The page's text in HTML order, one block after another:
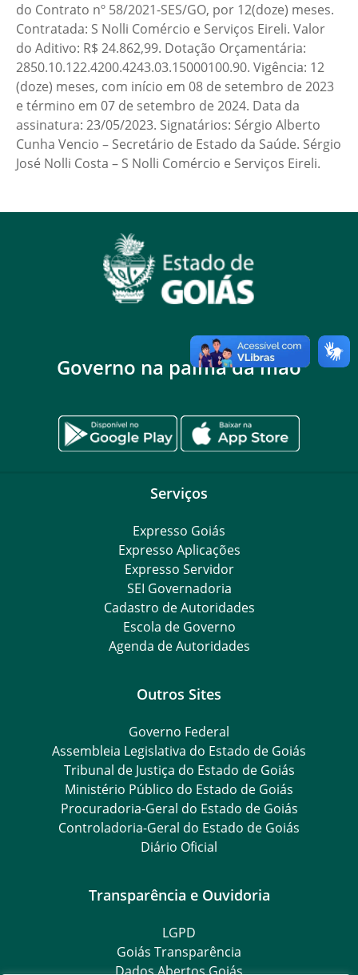
do Contrato nº 58/2021-SES/GO, por 12(doze) meses.
Contratada: S Nolli Comércio e Serviços Eireli. Valor
do Aditivo: R$ 24.862,99. Dotação Orçamentária:
2850.10.122.4200.4243.03.15000100.90. Vigência: 12
(doze) meses, com início em 08 de setembro de 2023
e término em 07 de setembro de 2024. Data da
assinatura: 23/05/2023. Signatários: Sérgio Alberto
Cunha Vencio – Secretário de Estado da Saúde. Sérgio
José Nolli Costa – S Nolli Comércio e Serviços Eireli.
Governo na palma da mão
Serviços
Expresso Goiás
Expresso Aplicações
Expresso Servidor
SEI Governadoria
Cadastro de Autoridades
Escola de Governo
Agenda de Autoridades
Outros Sites
Governo Federal
Assembleia Legislativa do Estado de Goiás
Tribunal de Justiça do Estado de Goiás
Ministério Público do Estado de Goiás
Procuradoria-Geral do Estado de Goiás
Controladoria-Geral do Estado de Goiás
Diário Oficial
Transparência e Ouvidoria
LGPD
Goiás Transparência
Dados Abertos Goiás